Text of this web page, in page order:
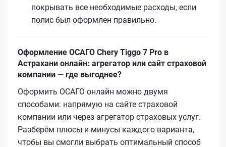
покрывать все необходимые расходы, если
полис был оформлен правильно.
Оформление ОСАГО Chery Tiggo 7 Pro в
Астрахани онлайн: агрегатор или сайт страховой
компании — где выгоднее?
Оформить ОСАГО онлайн можно двумя
способами: напрямую на сайте страховой
компании или через агрегатор страховых услуг.
Разберём плюсы и минусы каждого варианта,
чтобы вы смогли выбрать оптимальный способ